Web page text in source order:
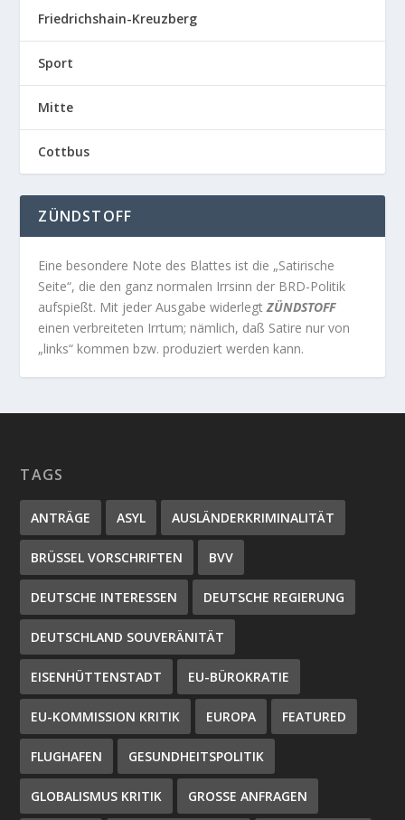
Friedrichshain-Kreuzberg
Sport
Mitte
Cottbus
ZÜNDSTOFF
Eine besondere Note des Blattes ist die „Satirische
Seite“, die den ganz normalen Irrsinn der BRD-Politik
aufspießt. Mit jeder Ausgabe widerlegtZÜNDSTOFF
einen verbreiteten Irrtum; nämlich, daß Satire nur von
„links“ kommen bzw. produziert werden kann.
TAGS
ANTRÄGE ASYL AUSLÄNDERKRIMINALITÄT
BRÜSSEL VORSCHRIFTEN BVV
DEUTSCHE INTERESSEN DEUTSCHE REGIERUNG
DEUTSCHLAND SOUVERÄNITÄT
EISENHÜTTENSTADT EU-BÜROKRATIE
EU-KOMMISSION KRITIK EUROPA FEATURED
FLUGHAFEN GESUNDHEITSPOLITIK
GLOBALISMUS KRITIK GROSSE ANFRAGEN